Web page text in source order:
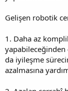
Gelişen robotik
1. Daha az
yapabileceğinden
da iyileşme
azalmasına